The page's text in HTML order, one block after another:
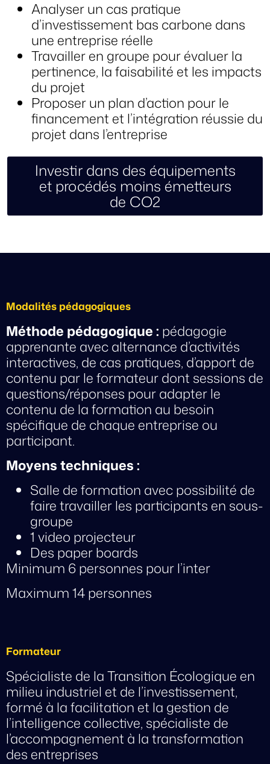
Analyser un cas pratique
d’investissement bas carbone dans
une entreprise réelle
Travailler en groupe pour évaluer la
pertinence, la faisabilité et les impacts
du projet
Proposer un plan d’action pour le
financement et l’intégration réussie du
projet dans l’entreprise
Investir dans des équipements
et procédés moins émetteurs
de CO2
Modalités pédagogiques
Méthode pédagogique : pédagogie
apprenante avec alternance d’activités
interactives, de cas pratiques, d’apport de
contenu par le formateur dont sessions de
questions/réponses pour adapter le
contenu de la formation au besoin
spécifique de chaque entreprise ou
participant.
Moyens techniques :
Salle de formation avec possibilité de
faire travailler les participants en sous-
groupe
1 video projecteur
Des paper boards
Minimum 6 personnes pour l’inter
Maximum 14 personnes
Formateur
Spécialiste de la Transition Écologique en
milieu industriel et de l’investissement,
formé à la facilitation et la gestion de
l’intelligence collective, spécialiste de
l’accompagnement à la transformation
des entreprises